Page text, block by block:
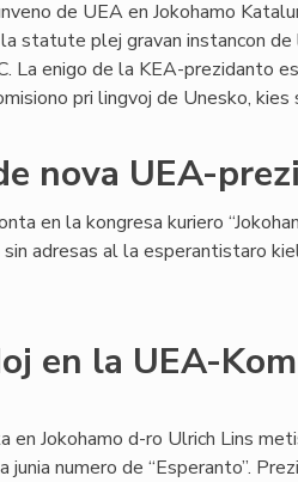
de UEA en Jokohamo
statute plej gravan instancon
La enigo de la KEA-prezidanto
pri lingvoj de Unesko, kies
nova UEA-
en la kongresa kuriero
adresas al la esperantistaro
en la UEA-
en Jokohamo d-ro Ulrich Lins
junia numero de “Esperanto”.